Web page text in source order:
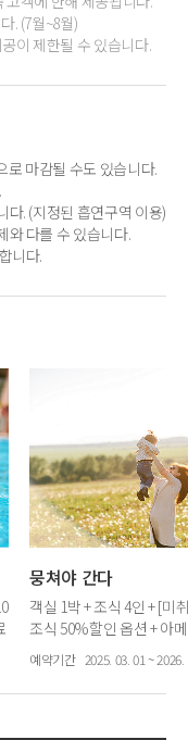
. (7월~8월)
이 제한될 수 있습니다.
로 마감될 수도 있습니다.
다. (지정된 흡연구역 이용)
와 다를 수 있습니다.
니다.
뭉쳐야 간다
객실 1박 + 조식 4인 + [미
조식 50%할인 옵션 + 아
택
예약기간 2025. 03. 01 ~ 2026.